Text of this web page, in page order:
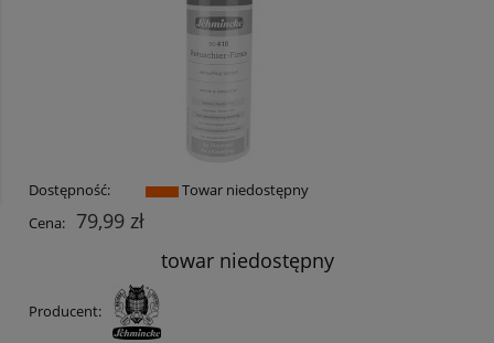
Dostępność:
Towar niedostępny
Cena:
79,99 zł
towar niedostępny
Producent: